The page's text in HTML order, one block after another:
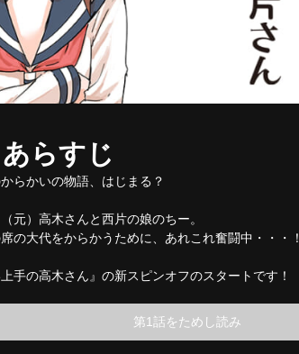
あらすじ
らかいの物語、はじまる？
元）高木さんと西片の娘のちー。
の大代をからかうために、あれこれ奮闘中・・・！
上手の高木さん』の新スピンオフのスタートです！
第1話をためし読み